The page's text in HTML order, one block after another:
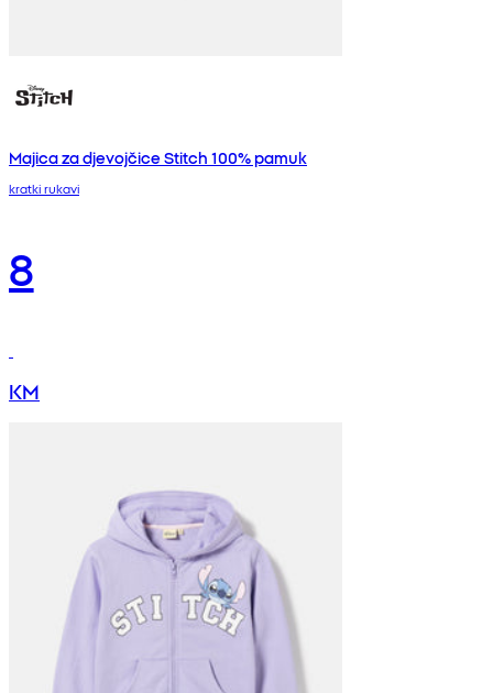
Majica za djevojčice Stitch 100% pamuk
kratki rukavi
8
KM